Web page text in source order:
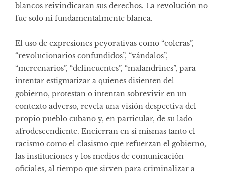
blancos reivindicaran sus derechos. La revolución no
fue solo ni fundamentalmente blanca.
El uso de expresiones peyorativas como “coleras”,
“revolucionarios confundidos”, “vándalos”,
“mercenarios”, “delincuentes”, “malandrines”, para
intentar estigmatizar a quienes disienten del
gobierno, protestan o intentan sobrevivir en un
contexto adverso, revela una visión despectiva del
propio pueblo cubano y, en particular, de su lado
afrodescendiente. Encierran en sí mismas tanto el
racismo como el clasismo que refuerzan el gobierno,
las instituciones y los medios de comunicación
oficiales, al tiempo que sirven para criminalizar a